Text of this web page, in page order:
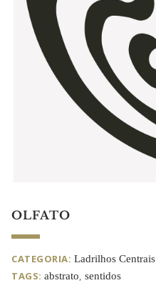
OLFATO
CATEGORIA: Ladrilhos Centrais
TAGS: abstrato, sentidos